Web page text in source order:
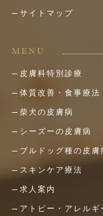
サイトマップ
MENU
皮膚科特別診療
体質改善・食事療法
柴犬の皮膚病
シーズーの皮膚病
ブルドッグ種の皮膚
スキンケア療法
求人案内
アトピー・アレルギ